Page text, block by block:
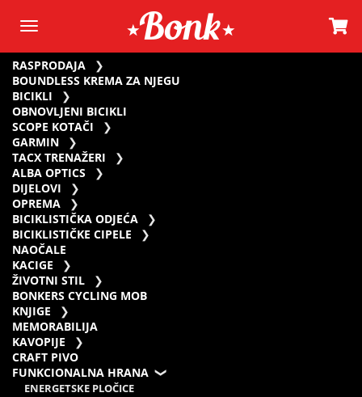
RASPRODAJA
BOUNDLESS KREMA ZA NJEGU
BICIKLI
OBNOVLJENI BICIKLI
SCOPE KOTAČI
GARMIN
TACX TRENAŽERI
ALBA OPTICS
DIJELOVI
OPREMA
BICIKLISTIČKA ODJEĆA
BICIKLISTIČKE CIPELE
NAOČALE
KACIGE
ŽIVOTNI STIL
BONKERS CYCLING MOB
KNJIGE
MEMORABILIJA
KAVOPIJE
CRAFT PIVO
FUNKCIONALNA HRANA
ENERGETSKE PLOČICE